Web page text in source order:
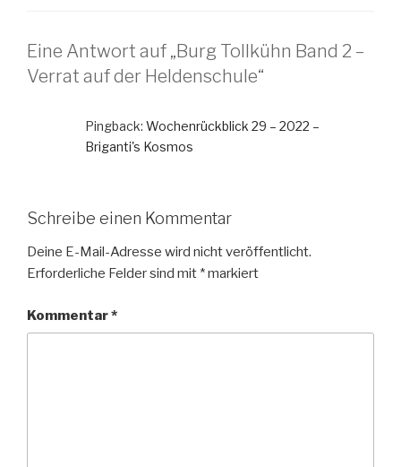
Eine Antwort auf „Burg Tollkühn Band 2 –
Verrat auf der Heldenschule“
Pingback: Wochenrückblick 29 – 2022 –
Briganti's Kosmos
Schreibe einen Kommentar
Deine E-Mail-Adresse wird nicht veröffentlicht.
Erforderliche Felder sind mit *markiert
Kommentar*